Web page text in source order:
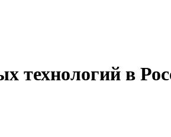
технологий в